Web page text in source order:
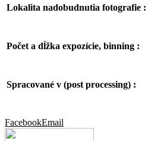
Lokalita nadobudnutia fotografie :
Počet a dĺžka expozície, binning :
Spracované v (post processing) :
FacebookEmail